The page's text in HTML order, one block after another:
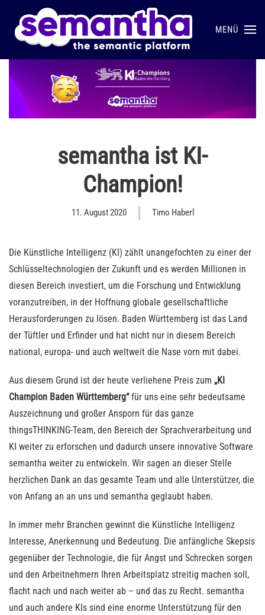
Skip to main content MENÜ
semantha ist KI-
Champion!
11. August 2020 Timo Haberl
Die Künstliche Intelligenz (KI) zählt unangefochten zu einer der
Schlüsseltechnologien der Zukunft und es werden Millionen in
diesen Bereich investiert, um die Forschung und Entwicklung
voranzutreiben, in der Hoffnung globale gesellschaftliche
Herausforderungen zu lösen. Baden Württemberg ist das Land
der Tüftler und Erfinder und hat nicht nur in diesem Bereich
national, europa- und auch weltweit die Nase vorn mit dabei.
Aus diesem Grund ist der heute verliehene Preis zum „KI
Champion Baden Württemberg“für uns eine sehr bedeutsame
Auszeichnung und großer Ansporn für das ganze
thingsTHINKING-Team, den Bereich der Sprachverarbeitung und
KI weiter zu erforschen und dadurch unsere innovative Software
semantha weiter zu entwickeln. Wir sagen an dieser Stelle
herzlichen Dank an das gesamte Team und alle Unterstützer, die
von Anfang an an uns und semantha geglaubt haben.
In immer mehr Branchen gewinnt die Künstliche Intelligenz
Interesse, Anerkennung und Bedeutung. Die anfängliche Skepsis
gegenüber der Technologie, die für Angst und Schrecken sorgen
und den Arbeitnehmern Ihren Arbeitsplatz streitig machen soll,
flacht nach und nach weiter ab – und das zu Recht. semantha
und auch andere KIs sind eine enorme Unterstützung für den